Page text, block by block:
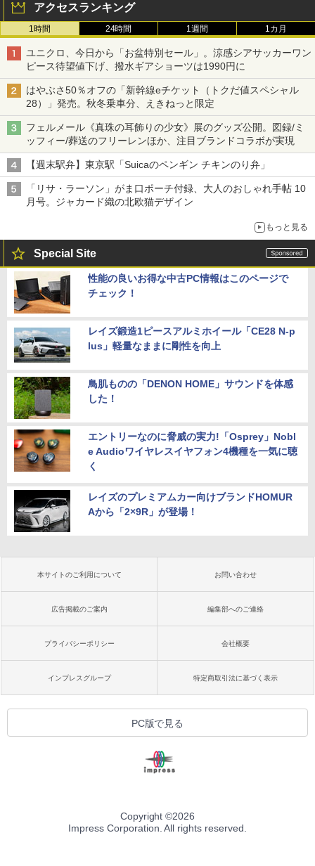
アクセスランキング
1時間 24時間 1週間 1カ月
ユニクロ、今日から「お盆特別セール」。涼感シアサッカーワン
ピース待望値下げ、撥水ギアショーツは1990円に
はやぶさ50％オフの「新幹線eチケット（トクだ値スペシャル
28）」発売。秋冬乗車分、えきねっと限定
フェルメール《真珠の耳飾りの少女》展のグッズ公開。図録/ミ
ッフィー/葬送のフリーレンほか、注目ブランドコラボが実現
【週末駅弁】東京駅「Suicaのペンギン チキンのり弁」
「リサ・ラーソン」がま口ポーチ付録、大人のおしゃれ手帖 10
月号。ジャカード織の北欧猫デザイン
もっと見る
Special Site
性能の良いお得な中古PC情報はこのページで
チェック！
レイズ鍛造1ピースアルミホイール「CE28 N-p
lus」軽量なままに剛性を向上
鳥肌ものの「DENON HOME」サウンドを体感
した！
エントリーなのに脅威の実力!「Osprey」Nobl
e Audioワイヤレスイヤフォン4機種を一気に聴
く
レイズのプレミアムカー向けブランドHOMUR
Aから「2×9R」が登場！
本サイトのご利用について お問い合わせ
広告掲載のご案内 編集部へのご連絡
プライバシーポリシー 会社概要
インプレスグループ 特定商取引法に基づく表示
PC版で見る
Copyright ©2026
Impress Corporation. All rights reserved.